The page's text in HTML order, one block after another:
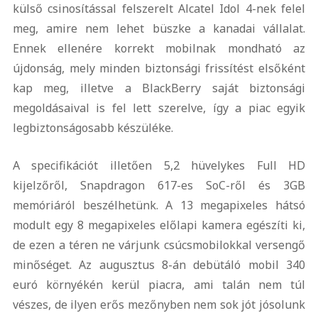
külső csinosítással felszerelt Alcatel Idol 4-nek felel
meg, amire nem lehet büszke a kanadai vállalat.
Ennek ellenére korrekt mobilnak mondható az
újdonság, mely minden biztonsági frissítést elsőként
kap meg, illetve a BlackBerry saját biztonsági
megoldásaival is fel lett szerelve, így a piac egyik
legbiztonságosabb készüléke.
A specifikációt illetően 5,2 hüvelykes Full HD
kijelzőről, Snapdragon 617-es SoC-ről és 3GB
memóriáról beszélhetünk. A 13 megapixeles hátsó
modult egy 8 megapixeles előlapi kamera egészíti ki,
de ezen a téren ne várjunk csúcsmobilokkal versengő
minőséget. Az augusztus 8-án debütáló mobil 340
euró környékén kerül piacra, ami talán nem túl
vészes, de ilyen erős mezőnyben nem sok jót jósolunk